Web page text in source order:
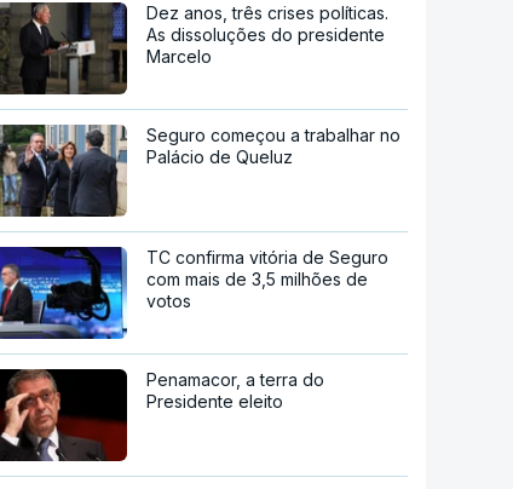
Dez anos, três crises políticas.
As dissoluções do presidente
Marcelo
Seguro começou a trabalhar no
Palácio de Queluz
TC confirma vitória de Seguro
com mais de 3,5 milhões de
votos
Penamacor, a terra do
Presidente eleito